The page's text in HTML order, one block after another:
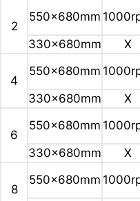
2
550x680mm
330x680mm
X
4
550x680mm
330x680mm
X
6
550x680mm
330x680mm
X
8
550x680mm